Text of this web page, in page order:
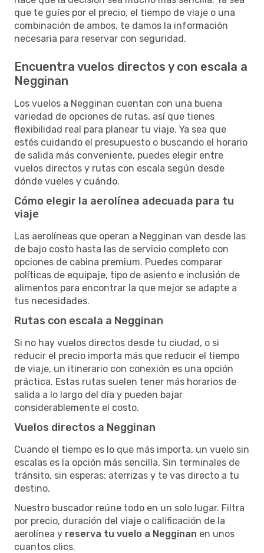
que te guíes por el precio, el tiempo de viaje o una
combinación de ambos, te damos la información
necesaria para reservar con seguridad.
Encuentra vuelos directos y con escala a
Negginan
Los vuelos a Negginan cuentan con una buena
variedad de opciones de rutas, así que tienes
flexibilidad real para planear tu viaje. Ya sea que
estés cuidando el presupuesto o buscando el horario
de salida más conveniente, puedes elegir entre
vuelos directos y rutas con escala según desde
dónde vueles y cuándo.
Cómo elegir la aerolínea adecuada para tu
viaje
Las aerolíneas que operan a Negginan van desde las
de bajo costo hasta las de servicio completo con
opciones de cabina premium. Puedes comparar
políticas de equipaje, tipo de asiento e inclusión de
alimentos para encontrar la que mejor se adapte a
tus necesidades.
Rutas con escala a Negginan
Si no hay vuelos directos desde tu ciudad, o si
reducir el precio importa más que reducir el tiempo
de viaje, un itinerario con conexión es una opción
práctica. Estas rutas suelen tener más horarios de
salida a lo largo del día y pueden bajar
considerablemente el costo.
Vuelos directos a Negginan
Cuando el tiempo es lo que más importa, un vuelo sin
escalas es la opción más sencilla. Sin terminales de
tránsito, sin esperas: aterrizas y te vas directo a tu
destino.
Nuestro buscador reúne todo en un solo lugar. Filtra
por precio, duración del viaje o calificación de la
aerolínea y reserva tu vuelo a Negginan en unos
cuantos clics.